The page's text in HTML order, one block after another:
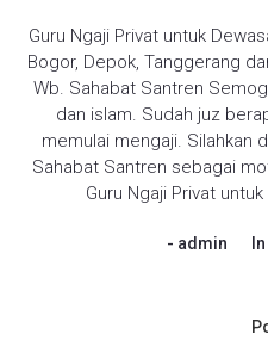
Guru Ngaji Privat untuk
Bogor, Depok, Tanggerang
Wb. Sahabat Santren
dan islam. Sudah juz
memulai mengaji. Silahkan
Sahabat Santren sebagai
Guru Ngaji Privat
admin In